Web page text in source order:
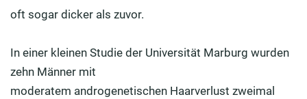
oft sogar dicker als zuvor.
In einer kleinen Studie der Universität Marburg wurden
zehn Männer mit
moderatem androgenetischen Haarverlust zweimal